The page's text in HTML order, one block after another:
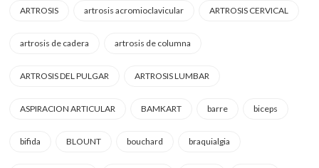
ARTROSIS artrosis acromioclavicular ARTROSIS CERVICAL
artrosis de cadera artrosis de columna
ARTROSIS DEL PULGAR ARTROSIS LUMBAR
ASPIRACION ARTICULAR BAMKART barre biceps
bifida BLOUNT bouchard braquialgia